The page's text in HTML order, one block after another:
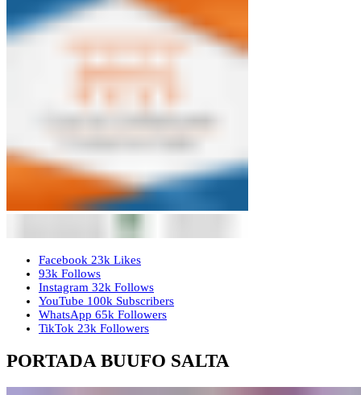
Facebook 23k Likes
93k Follows
Instagram 32k Follows
YouTube 100k Subscribers
WhatsApp 65k Followers
TikTok 23k Followers
PORTADA BUUFO SALTA